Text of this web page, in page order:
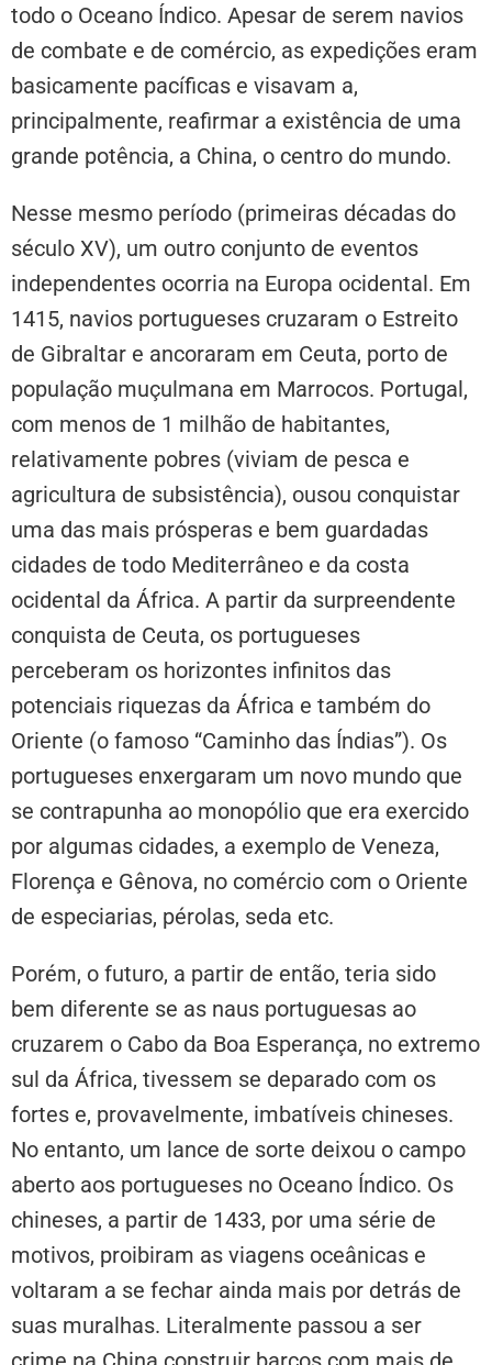
todo o Oceano Índico. Apesar de serem navios
de combate e de comércio, as expedições eram
basicamente pacíficas e visavam a,
principalmente, reafirmar a existência de uma
grande potência, a China, o centro do mundo.
Nesse mesmo período (primeiras décadas do
século XV), um outro conjunto de eventos
independentes ocorria na Europa ocidental. Em
1415, navios portugueses cruzaram o Estreito
de Gibraltar e ancoraram em Ceuta, porto de
população muçulmana em Marrocos. Portugal,
com menos de 1 milhão de habitantes,
relativamente pobres (viviam de pesca e
agricultura de subsistência), ousou conquistar
uma das mais prósperas e bem guardadas
cidades de todo Mediterrâneo e da costa
ocidental da África. A partir da surpreendente
conquista de Ceuta, os portugueses
perceberam os horizontes infinitos das
potenciais riquezas da África e também do
Oriente (o famoso “Caminho das Índias”). Os
portugueses enxergaram um novo mundo que
se contrapunha ao monopólio que era exercido
por algumas cidades, a exemplo de Veneza,
Florença e Gênova, no comércio com o Oriente
de especiarias, pérolas, seda etc.
Porém, o futuro, a partir de então, teria sido
bem diferente se as naus portuguesas ao
cruzarem o Cabo da Boa Esperança, no extremo
sul da África, tivessem se deparado com os
fortes e, provavelmente, imbatíveis chineses.
No entanto, um lance de sorte deixou o campo
aberto aos portugueses no Oceano Índico. Os
chineses, a partir de 1433, por uma série de
motivos, proibiram as viagens oceânicas e
voltaram a se fechar ainda mais por detrás de
suas muralhas. Literalmente passou a ser